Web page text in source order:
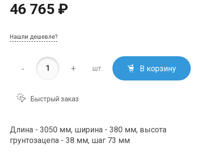
46 765 ₽
Нашли дешевле?
- + шт. В корзину
Быстрый заказ
Длина - 3050 мм, ширина - 380 мм, высота
грунтозацепа - 38 мм, шаг 73 мм